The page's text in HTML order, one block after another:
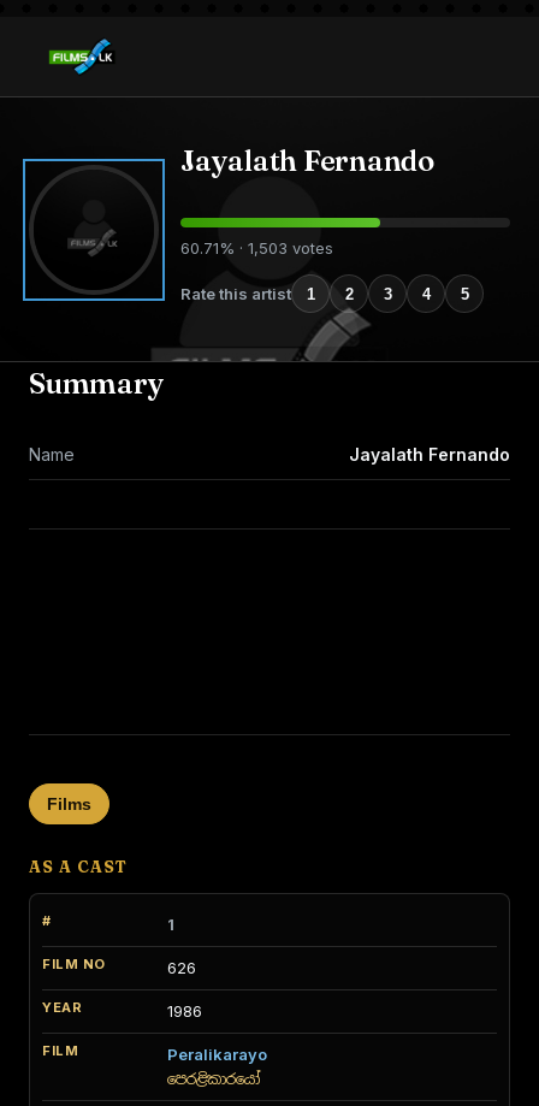
Jayalath Fernando
60.71% · 1,503 votes
Rate this artist 1 2 3 4 5
Summary
Name Jayalath Fernando
Films
AS A CAST
1
626
1986
Peralikarayo
පෙරළිකාරයෝ